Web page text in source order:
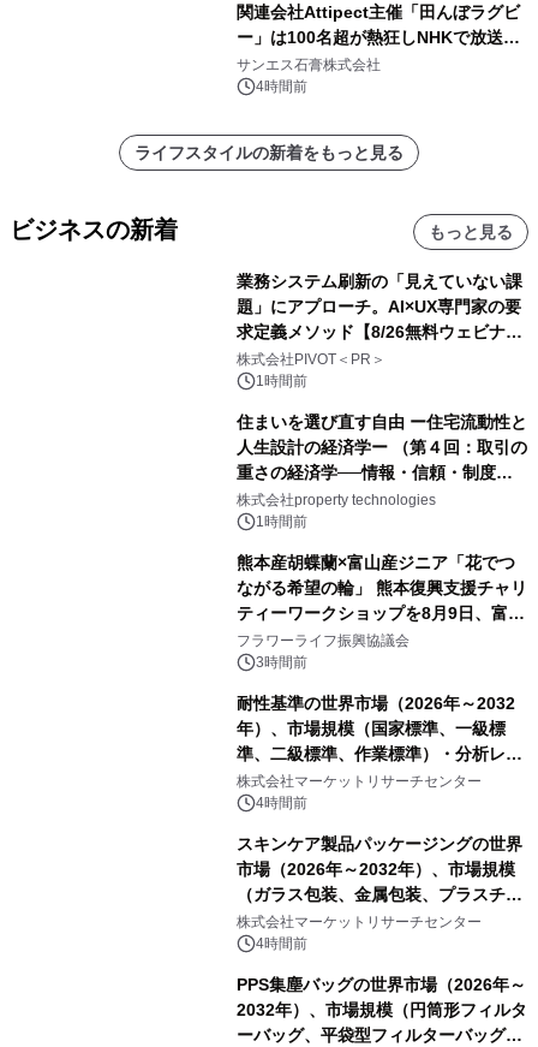
関連会社Attipect主催「田んぼラグビ
ー」は100名超が熱狂しNHKで放送さ
れました。
サンエス石膏株式会社
4時間前
ライフスタイルの新着をもっと見る
ビジネスの新着 もっと見る
業務システム刷新の「見えていない課
題」にアプローチ。AI×UX専門家の要
求定義メソッド【8/26無料ウェビナ
ー】株式会社PIVOT
株式会社PIVOT＜PR＞
1時間前
住まいを選び直す自由 ー住宅流動性と
人生設計の経済学ー （第４回：取引の
重さの経済学──情報・信頼・制度を
PropTechはどう組み替えるか）｜
PropTech-Lab
株式会社property technologies
1時間前
熊本産胡蝶蘭×富山産ジニア「花でつ
ながる希望の輪」 熊本復興支援チャリ
ティーワークショップを8月9日、富
山・射水で開催
フラワーライフ振興協議会
3時間前
耐性基準の世界市場（2026年～2032
年）、市場規模（国家標準、一級標
準、二級標準、作業標準）・分析レポ
ートを発表
株式会社マーケットリサーチセンター
4時間前
スキンケア製品パッケージングの世界
市場（2026年～2032年）、市場規模
（ガラス包装、金属包装、プラスチッ
ク包装、その他）・分析レポートを発
表
株式会社マーケットリサーチセンター
4時間前
PPS集塵バッグの世界市場（2026年～
2032年）、市場規模（円筒形フィルタ
ーバッグ、平袋型フィルターバッグ、